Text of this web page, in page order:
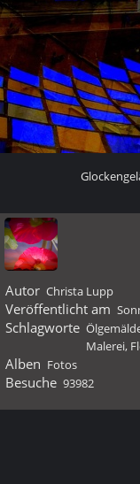
Autor Christa Lupp
Veröffentlicht am
Schlagworte
Malerei,
Alben Fotos
Besuche 93982